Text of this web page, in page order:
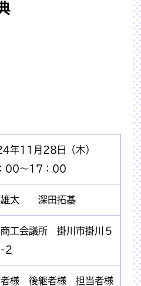
年11月28日（木）
00～17：00
雄太 深田拓基
工会議所 掛川市掛川５
-2
者様 後継者様 担当者様